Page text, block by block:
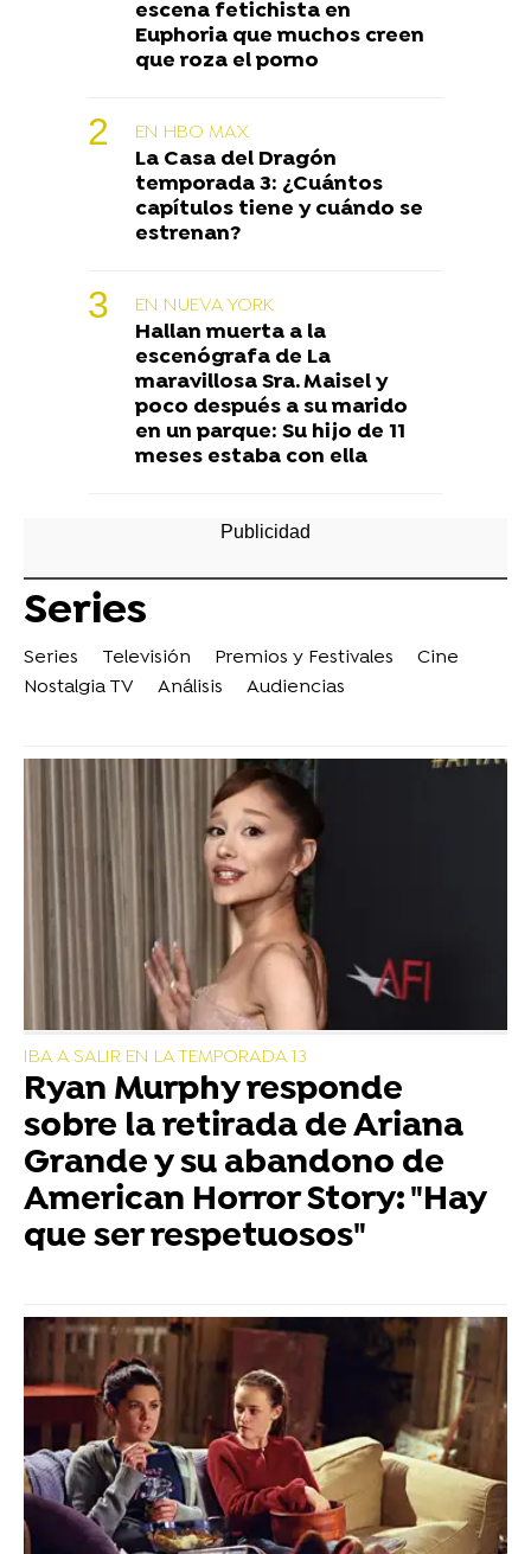
escena fetichista en
Euphoria que muchos creen
que roza el porno
EN HBO MAX
La Casa del Dragón
temporada 3: ¿Cuántos
capítulos tiene y cuándo se
estrenan?
EN NUEVA YORK
Hallan muerta a la
escenógrafa de La
maravillosa Sra. Maisel y
poco después a su marido
en un parque: Su hijo de 11
meses estaba con ella
Series
Series Televisión Premios y Festivales
Cine
Nostalgia TV
Análisis Audiencias
IBA A SALIR EN LA TEMPORADA 13
Ryan Murphy responde
sobre la retirada de Ariana
Grande y su abandono de
American Horror Story: "Hay
que ser respetuosos"